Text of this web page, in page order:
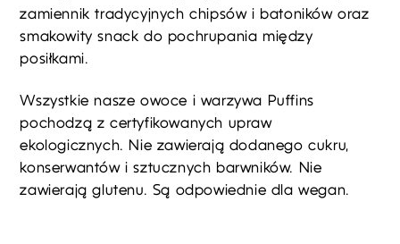
zamiennik tradycyjnych chipsów i batoników oraz
smakowity snack do pochrupania między
posiłkami.
Wszystkie nasze owoce i warzywa Puffins
pochodzą z certyfikowanych upraw
ekologicznych. Nie zawierają dodanego cukru,
konserwantów i sztucznych barwników. Nie
zawierają glutenu. Są odpowiednie dla wegan.